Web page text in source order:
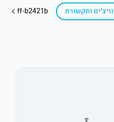
ותקשורת ff-b2421b